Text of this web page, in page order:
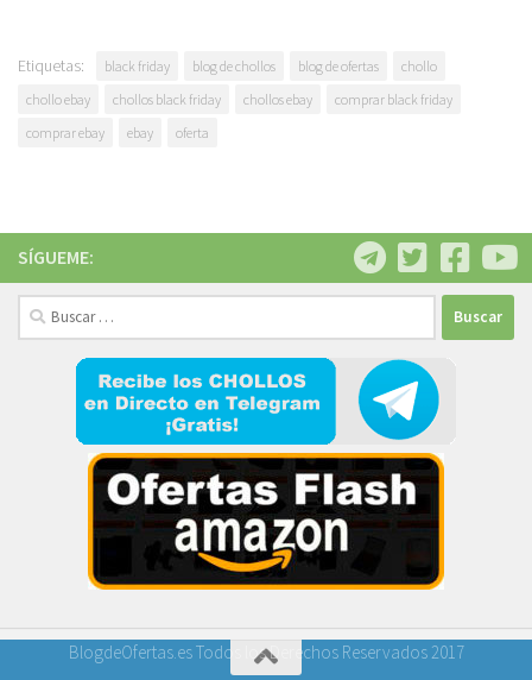
Etiquetas: black friday blog de chollos blog de ofertas
chollo
chollo ebay
chollos black friday chollos ebay
comprar black friday
comprar ebay
ebay oferta
SÍGUEME:
Buscar:
BlogdeOfertas.es Todos los Derechos Reservados 2017